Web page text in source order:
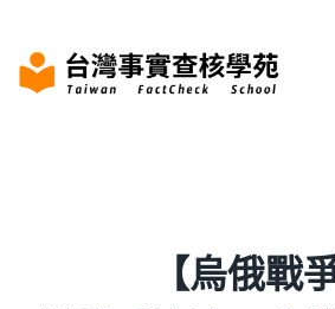
content
【烏俄戰爭